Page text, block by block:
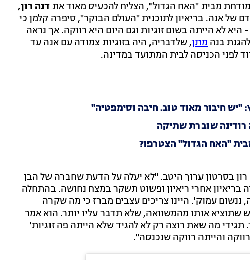
מבית "האח הגדול", הצליח להכעיס מאוד את דנה רון,
של אנה. בריאיון לתוכנית "העולם הבוקר", סיפרה קלמן כי
- היא לא הייתה בשום זוגיות וגם היום היא רווקה. אך נראה
בנה מתן, שלדבריה, היה בזוגיות צמודה עם אנה עד
לפני הכניסה לבית המתועד במדינה.
חיבור מאוד טוב. חיבה וסימפטיה"
שוברת שתיקה
"האח הגדול" הצטרפו?
בסרטון ערוך היטב. "לא יעלה על הדעת שחברה של הבן
בריאיון אחרי ריאיון ופשוט תשקר במצח נחושה. בהתחלה
ננשום עמוק'. היינו צריכים עצבים מברז כי מה שקרה
אותו מהמשוואה, שלא תדבר עליו יותר. הוא אמר
מה שאת רוצה רק לא להגיד שלא הייתה פה זוגיות'
והייתה רווקה שנכנסה".